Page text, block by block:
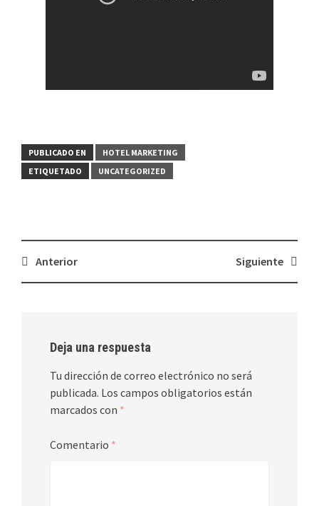
PUBLICADO EN
HOTEL MARKETING
ETIQUETADO
UNCATEGORIZED
Navegación
de
Anterior Siguiente
Deja una respuesta
Tu dirección de correo electrónico no será
publicada. Los campos obligatorios están
marcados con *
Comentario *